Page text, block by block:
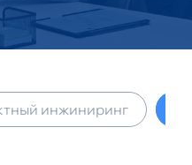
инжиниринг